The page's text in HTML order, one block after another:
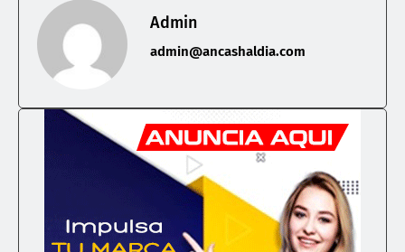
Admin
admin@ancashaldia.com